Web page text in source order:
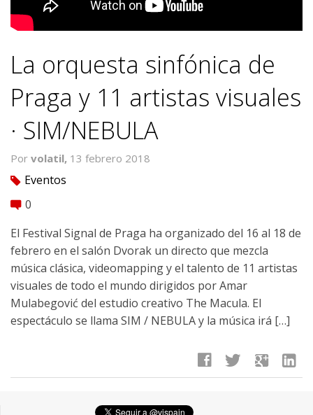
La orquesta sinfónica de
Praga y 11 artistas visuales
· SIM/NEBULA
Por volatil, 13 febrero 2018
tag Eventos
comment 0
El Festival Signal de Praga ha organizado del 16 al 18 de
febrero en el salón Dvorak un directo que mezcla
música clásica, videomapping y el talento de 11 artistas
visuales de todo el mundo dirigidos por Amar
Mulabegović del estudio creativo The Macula. El
espectáculo se llama SIM / NEBULA y la música irá […]
facebook twitter google linkedin